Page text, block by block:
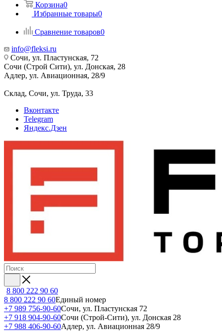
Корзина0
Избранные товары0
Сравнение товаров0
info@fleksi.ru
Сочи, ул. Пластунская, 72
Сочи (Строй Сити), ул. Донская, 28
Адлер, ул. Авиационная, 28/9
Склад, Сочи, ул. Труда, 33
Вконтакте
Telegram
Яндекс.Дзен
8 800 222 90 60
8 800 222 90 60Единый номер
+7 989 756-90-60Сочи, ул. Пластунская 72
+7 918 904-90-60Сочи (Строй-Сити), ул. Донская 28
+7 988 406-90-60Адлер, ул. Авиационная 28/9